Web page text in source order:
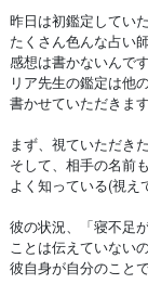
昨日は初鑑定してい
たくさん色んな占い
感想は書かないんで
リア先生の鑑定は他
書かせていただきます
まず、視ていただき
そして、相手の名前
よく知っている(視え
彼の状況、「寝不足
ことは伝えていない
彼自身が自分のこと